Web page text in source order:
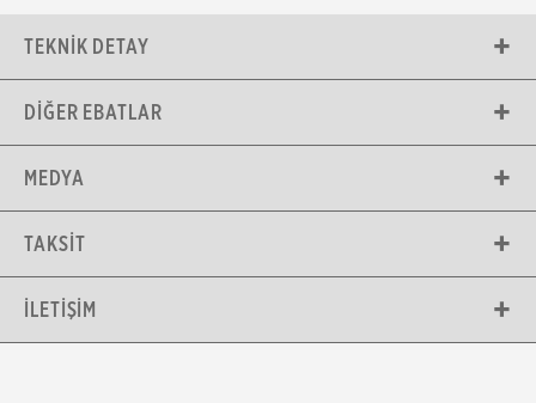
TEKNIK DETAY
DIĞER EBATLAR
MEDYA
TAKSIT
İLETIŞIM